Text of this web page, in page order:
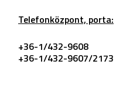
Telefonközpont, porta:
+36-1/432-9608
+36-1/432-9607/2173